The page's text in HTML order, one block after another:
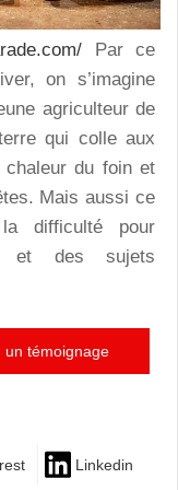
Par ce
on s’imagine
agriculteur de
qui colle aux
chaleur du foin et
Mais aussi ce
difficulté pour
et des sujets
un témoignage
Linkedin